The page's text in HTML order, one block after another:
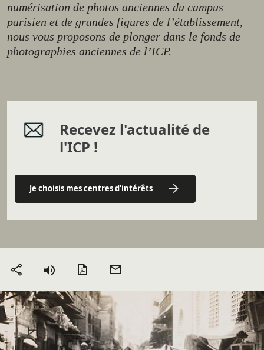
numérisation de photos anciennes du campus
parisien et de grandes figures de l’établissement,
nous vous proposons de plonger dans le fonds de
photographies anciennes de l’ICP.
Recevez l'actualité de
l'ICP !
Je choisis mes centres d'intérêts
Partager Version PDF